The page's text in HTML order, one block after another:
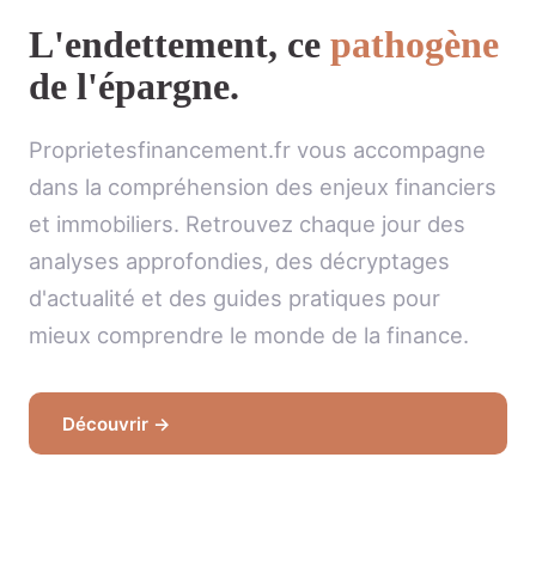
L'endettement, ce pathogène
de l'épargne.
Proprietesfinancement.fr vous accompagne
dans la compréhension des enjeux financiers
et immobiliers. Retrouvez chaque jour des
analyses approfondies, des décryptages
d'actualité et des guides pratiques pour
mieux comprendre le monde de la finance.
Découvrir →